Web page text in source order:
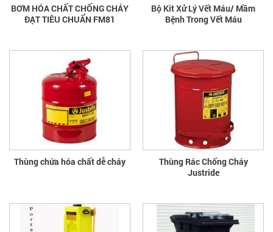
BƠM HÓA CHẤT CHỐNG CHÁY
ĐẠT TIÊU CHUẨN FM81
Bộ Kit Xử Lý Vết Máu/ Mầm
Bệnh Trong Vết Máu
Thùng chứa hóa chất dễ cháy
Thùng Rác Chống Cháy
Justride